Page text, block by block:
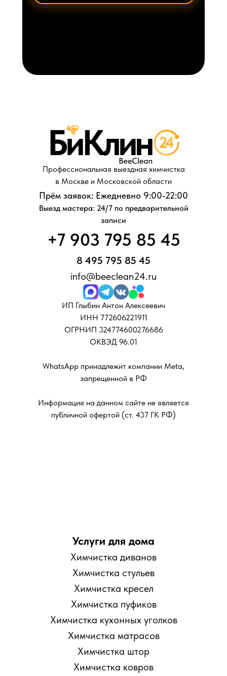
Услуги для дома
Химчистка диванов
Химчистка стульев
Химчистка кресел
Химчистка пуфиков
Химчистка кухонных уголков
Химчистка матрасов
Химчистка штор
Химчистка ковров
Профессиональная выездная химчистка
в Москве и Московской области
Прём заявок: Ежедневно 9:00-22:00
Выезд мастера: 24/7 по предварительной
записи
+7 903 795 85 45
8 495 795 85 45
info@beeclean24.ru
ИП Глыбин Антон Алексеевич
ИНН 772606221911
ОГРНИП 324774600276686
ОКВЭД 96.01
WhatsApp принадлежит компании Meta,
запрещенной в РФ
Информация на данном сайте не является
публичной офертой (ст. 437 ГК РФ)